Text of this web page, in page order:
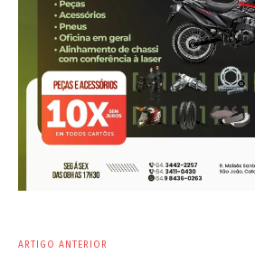
ARTIGO ANTERIOR